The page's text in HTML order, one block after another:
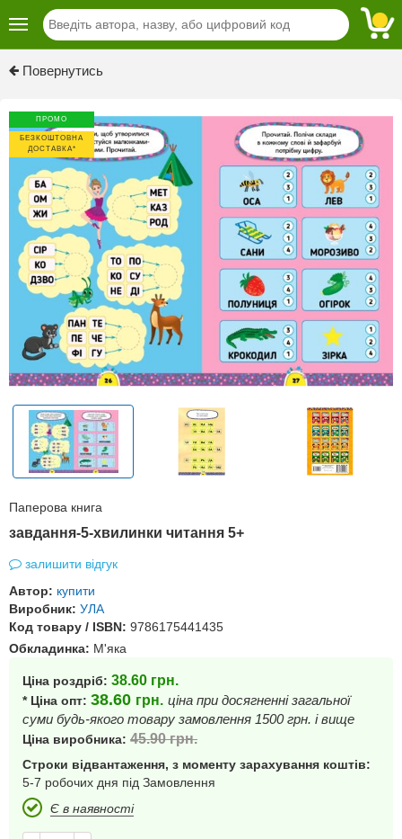
Повернутись
ПРОМО
БЕЗКОШТОВНА
ДОСТАВКА*
Паперова книга
завдання-5-хвилинки читання 5+
залишити відгук
Автор: купити
Виробник: УЛА
Код товару / ISBN: 9786175441435
Обкладинка: М'яка
Ціна роздріб: 38.60 грн.
* Ціна опт: 38.60 грн. ціна при досягненні загальної
суми будь-якого товару замовлення 1500 грн. і вище
Ціна виробника: 45.90грн.
Строки відвантаження, з моменту зарахування коштів:
5-7 робочих дня під Замовлення
Є в наявності